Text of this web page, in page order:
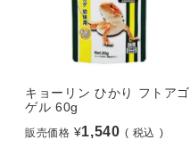
キョーリン ひかり フトアゴ
ゲル 60g
販売価格 ¥1,540
税込